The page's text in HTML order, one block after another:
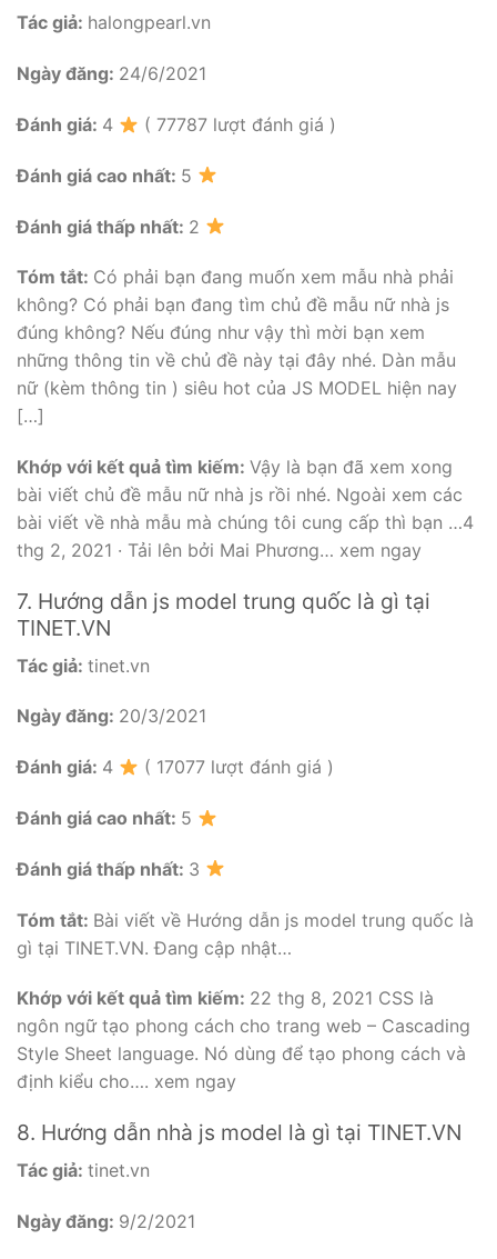
Tác giả: halongpearl.vn
Ngày đăng: 24/6/2021
Đánh giá: 4 ( 77787 lượt đánh giá )
Đánh giá cao nhất: 5
Đánh giá thấp nhất: 2
Tóm tắt: Có phải bạn đang muốn xem mẫu nhà phải
không? Có phải bạn đang tìm chủ đề mẫu nữ nhà js
đúng không? Nếu đúng như vậy thì mời bạn xem
những thông tin về chủ đề này tại đây nhé. Dàn mẫu
nữ (kèm thông tin ) siêu hot của JS MODEL hiện nay
[…]
Khớp với kết quả tìm kiếm: Vậy là bạn đã xem xong
bài viết chủ đề mẫu nữ nhà js rồi nhé. Ngoài xem các
bài viết về nhà mẫu mà chúng tôi cung cấp thì bạn …4
thg 2, 2021 · Tải lên bởi Mai Phương… xem ngay
7. Hướng dẫn js model trung quốc là gì tại
TINET.VN
Tác giả: tinet.vn
Ngày đăng: 20/3/2021
Đánh giá: 4 ( 17077 lượt đánh giá )
Đánh giá cao nhất: 5
Đánh giá thấp nhất: 3
Tóm tắt: Bài viết về Hướng dẫn js model trung quốc là
gì tại TINET.VN. Đang cập nhật…
Khớp với kết quả tìm kiếm: 22 thg 8, 2021 CSS là
ngôn ngữ tạo phong cách cho trang web – Cascading
Style Sheet language. Nó dùng để tạo phong cách và
định kiểu cho…. xem ngay
8. Hướng dẫn nhà js model là gì tại TINET.VN
Tác giả: tinet.vn
Ngày đăng: 9/2/2021